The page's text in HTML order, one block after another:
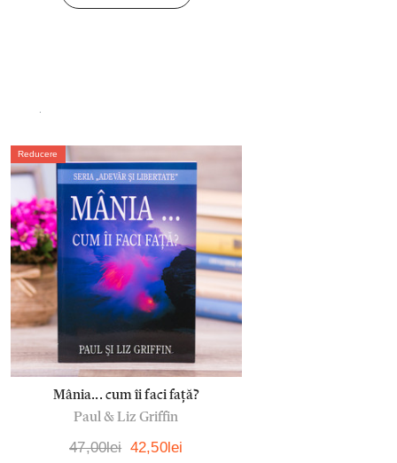
Reducere
Mânia... cum îi faci față?
Paul & Liz Griffin
47,00lei 42,50lei